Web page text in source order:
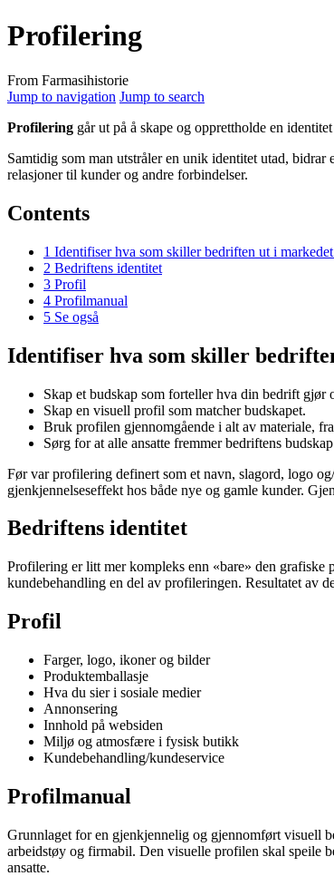
Profilering
From Farmasihistorie
Jump to navigation Jump to search
Profilering går ut på å skape og opprettholde en
Samtidig som man utstråler en unik identitet utad,
relasjoner til kunder og andre forbindelser.
Contents
1 Identifiser hva som skiller bedriften ut i
2 Bedriftens identitet
3 Profil
4 Profilmanual
5 Se også
Identifiser hva som skiller
Skap et budskap som forteller hva din bedrift gjør
Skap en visuell profil som matcher budskapet.
Bruk profilen gjennomgående i alt av materiale,
Sørg for at alle ansatte fremmer bedriftens
Før var profilering definert som et navn, slagord, logo
gjenkjennelseseffekt hos både nye og gamle kunder.
Bedriftens identitet
Profilering er litt mer kompleks enn «bare» den
kundebehandling en del av profileringen. Resultatet av
Profil
Farger, logo, ikoner og bilder
Produktemballasje
Hva du sier i sosiale medier
Annonsering
Innhold på websiden
Miljø og atmosfære i fysisk butikk
Kundebehandling/kundeservice
Profilmanual
Grunnlaget for en gjenkjennelig og gjennomført visuell
arbeidstøy og firmabil. Den visuelle profilen skal speile
ansatte.